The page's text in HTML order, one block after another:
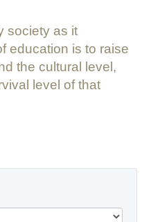
society as it
education is to raise
the cultural level,
level of that